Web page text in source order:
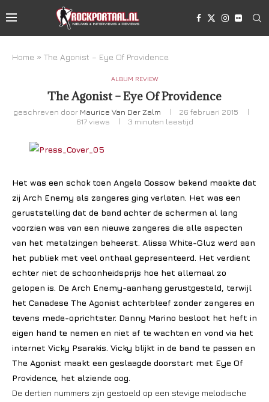
Home » The Agonist – Eye Of Providence
ALBUM REVIEW
The Agonist – Eye Of Providence
geschreven door Maurice Van Der Zalm
26 februari 2015
617views 3 minuten leestijd
Het was een schok toen Angela Gossow bekend maakte dat
zij Arch Enemy als zangeres ging verlaten. Het was een
geruststelling dat de band achter de schermen al lang
voorzien was van een nieuwe zangeres die alle aspecten
van het metalzingen beheerst. Alissa White-Gluz werd aan
het publiek met veel onthaal gepresenteerd. Het verdient
echter niet de schoonheidsprijs hoe het allemaal zo
gelopen is. De Arch Enemy-aanhang gerustgesteld, terwijl
het Canadese The Agonist achterbleef zonder zangeres en
tevens mede-oprichtster. Danny Marino besloot het heft in
eigen hand te nemen en niet af te wachten en vond via het
internet Vicky Psarakis. Vicky blijkt in de band te passen en
The Agonist maakt een geslaagde doorstart met Eye Of
Providence, het alziende oog.
De dertien nummers zijn gestoeld op een stevige melodische